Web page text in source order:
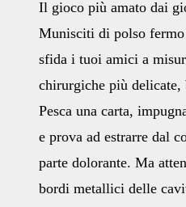
Il gioco più amato dai
Munisciti di polso fermo
sfida i tuoi amici a
chirurgiche più
Pesca una carta,
e prova ad estrarre dal
parte dolorante. Ma
bordi metallici delle